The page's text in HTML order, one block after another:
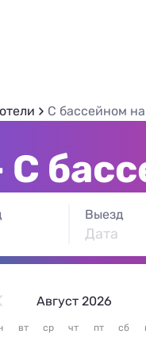
С бассейном
Выезд
Дата
Август 2026
вт ср чт пт сб
в